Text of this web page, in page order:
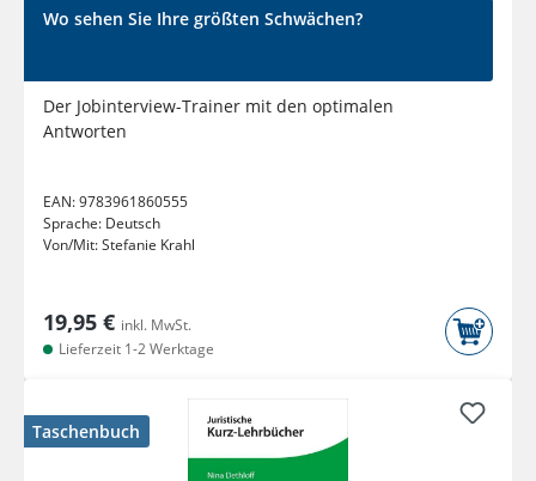
Wo sehen Sie Ihre größten Schwächen?
Der Jobinterview-Trainer mit den optimalen
Antworten
EAN:9783961860555
Sprache: Deutsch
Von/Mit:Stefanie Krahl
19,95 € inkl. MwSt.
Lieferzeit 1-2 Werktage
Taschenbuch